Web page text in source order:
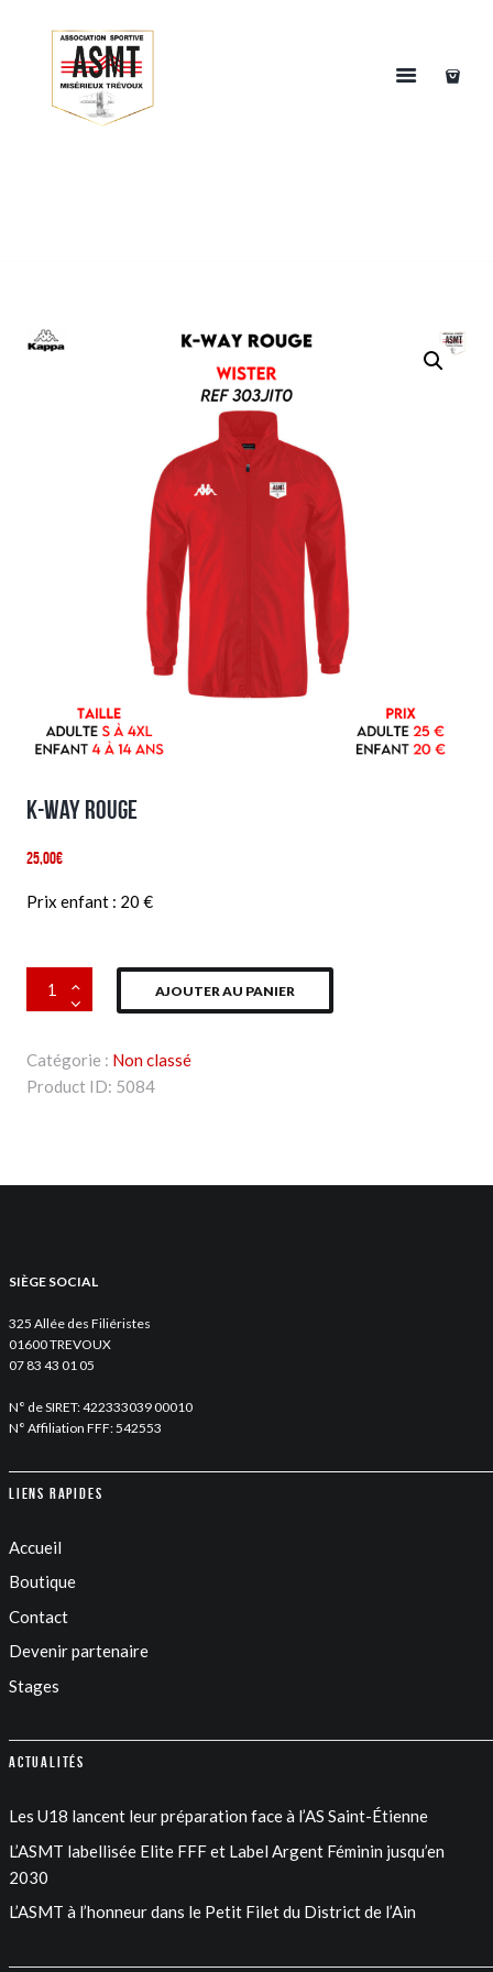
K-way rouge
25,00€
Prix enfant : 20 €
rouge
AJOUTER AU PANIER
Catégorie : Non classé
Product ID: 5084
SIÈGE SOCIAL
325 Allée des Filiéristes
01600 TREVOUX
07 83 43 01 05
N° de SIRET: 422333039 00010
N° Affiliation FFF: 542553
Liens rapides
Accueil
Boutique
Contact
Devenir partenaire
Stages
Actualités
Les U18 lancent leur préparation face à l’AS Saint-Étienne
L’ASMT labellisée Elite FFF et Label Argent Féminin jusqu’en
2030
L’ASMT à l’honneur dans le Petit Filet du District de l’Ain